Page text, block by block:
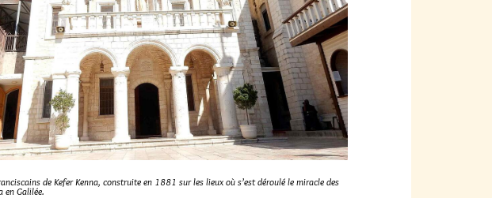
de Kefer Kenna, construite en 1881 sur les lieux où s’est déroulé le miracle des
en Galilée.